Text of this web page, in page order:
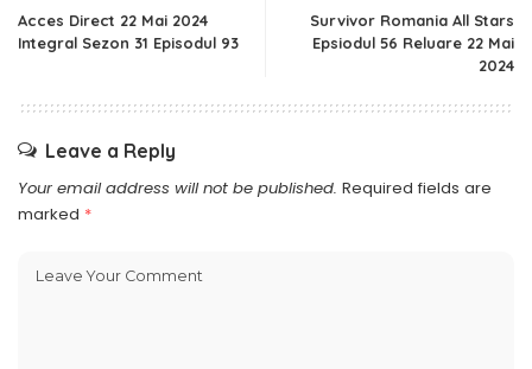
Acces Direct 22 Mai 2024
Integral Sezon 31 Episodul 93
Survivor Romania All Stars
Epsiodul 56 Reluare 22 Mai
2024
Leave a Reply
Your email address will not be published. Required fields are
marked *